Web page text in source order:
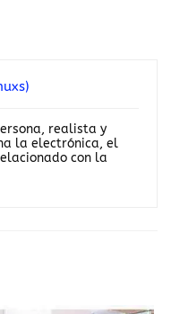
realista y
la electrónica, el
con la